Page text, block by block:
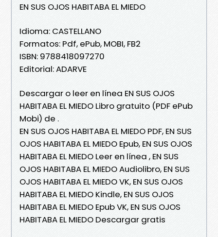
EN SUS OJOS HABITABA EL MIEDO
Idioma: CASTELLANO
Formatos: Pdf, ePub, MOBI, FB2
ISBN: 9788418097270
Editorial: ADARVE
Descargar o leer en línea EN SUS OJOS
HABITABA EL MIEDO Libro gratuito (PDF ePub
Mobi) de .
EN SUS OJOS HABITABA EL MIEDO PDF, EN SUS
OJOS HABITABA EL MIEDO Epub, EN SUS OJOS
HABITABA EL MIEDO Leer en línea , EN SUS
OJOS HABITABA EL MIEDO Audiolibro, EN SUS
OJOS HABITABA EL MIEDO VK, EN SUS OJOS
HABITABA EL MIEDO Kindle, EN SUS OJOS
HABITABA EL MIEDO Epub VK, EN SUS OJOS
HABITABA EL MIEDO Descargar gratis